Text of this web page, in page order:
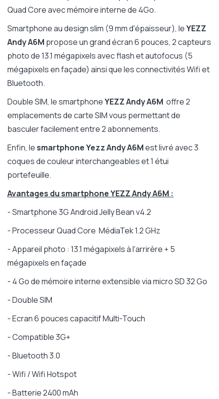
Quad Core avec mémoire interne de 4Go.
Smartphone au design slim (9 mm d'épaisseur), leYEZZ
Andy A6M propose un grand écran 6 pouces, 2 capteurs
photo de 13.1 mégapixels avec flash et autofocus (5
mégapixels en façade) ainsi que les connectivités Wifi et
Bluetooth.
Double SIM, le smartphoneYEZZ Andy A6M offre2
emplacements de carte SIM vous permettant de
basculer facilement entre 2 abonnements.
Enfin, lesmartphone Yezz Andy A6Mest livré avec 3
coques de couleur interchangeables et 1 étui
portefeuille.
Avantages du smartphone YEZZ Andy A6M :
- Smartphone 3G Android Jelly Bean v4.2
- Processeur Quad Core MédiaTek 1.2 GHz
- Appareil photo : 13.1 mégapixels à l'arrirère + 5
mégapixels en façade
- 4 Go de mémoire interne extensible via micro SD 32 Go
- Double SIM
- Ecran 6 pouces capacitif Multi-Touch
- Compatible 3G+
- Bluetooth 3.0
- Wifi / Wifi Hotspot
- Batterie 2400 mAh